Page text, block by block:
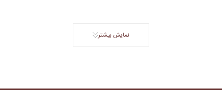
نمایش بیشتر